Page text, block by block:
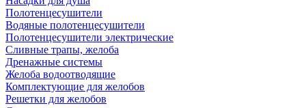
Полотенцесушители
Водяные полотенцесушители
Полотенцесушители электрические
Сливные трапы, желоба
Дренажные системы
Желоба водоотводящие
Комплектующие для желобов
Решетки для желобов